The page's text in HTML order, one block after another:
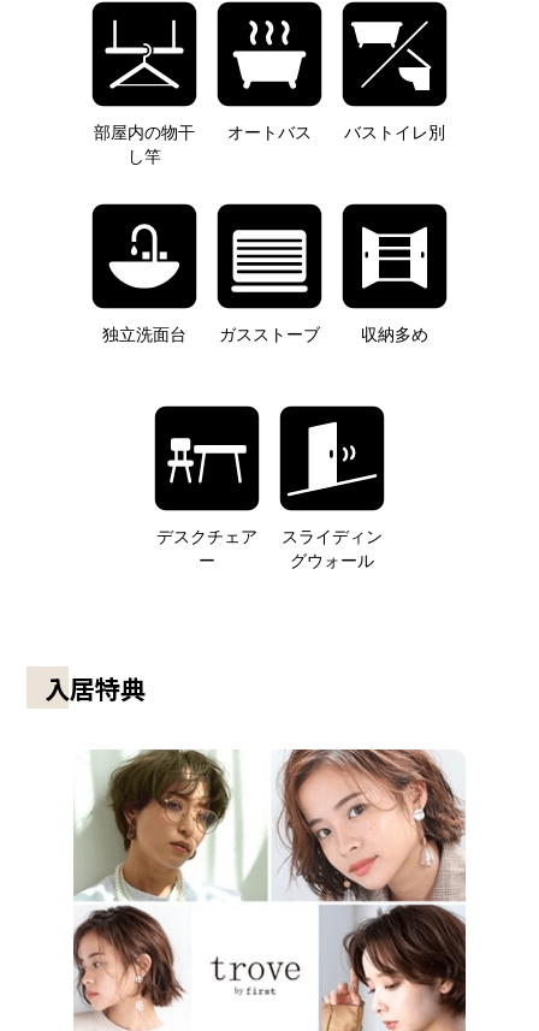
部屋内の物干
し竿
オートバス バストイレ別
独立洗面台 ガスストーブ 収納多め
デスクチェア
ー
スライディン
グウォール
入居特典